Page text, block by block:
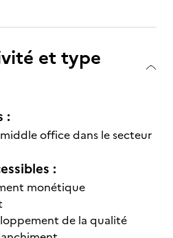
et type
:
office dans le secteur
:
monétique
de la qualité